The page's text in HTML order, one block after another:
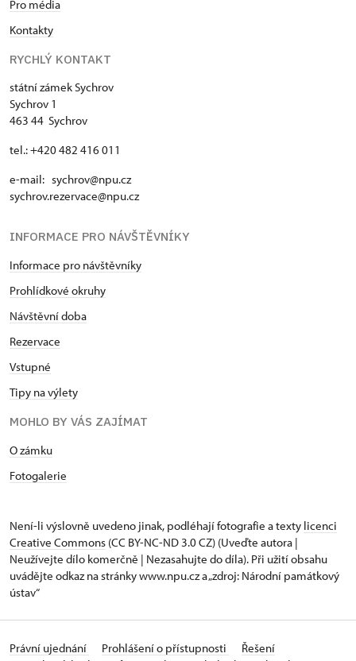
Pro média
Kontakty
RYCHLÝ KONTAKT
státní zámek Sychrov
Sychrov 1
463 44 Sychrov
tel.: +420 482 416 011
e-mail: sychrov@npu.cz
sychrov.rezervace@npu.cz
INFORMACE PRO NÁVŠTĚVNÍKY
Informace pro návštěvníky
Prohlídkové okruhy
Návštěvní doba
Rezervace
Vstupné
Tipy na výlety
MOHLO BY VÁS ZAJÍMAT
O zámku
Fotogalerie
Není-li výslovně uvedeno jinak, podléhají fotografie a texty licenci
Creative Commons (CC BY-NC-ND 3.0 CZ) (Uveďte autora |
Neužívejte dílo komerčně | Nezasahujte do díla). Při užití obsahu
uvádějte odkaz na stránky www.npu.cz a „zdroj: Národní památkový
ústav“
Právní ujednání Prohlášení o přístupnosti
Řešení